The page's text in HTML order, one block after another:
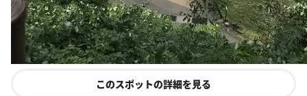
このスポットの詳細を見る